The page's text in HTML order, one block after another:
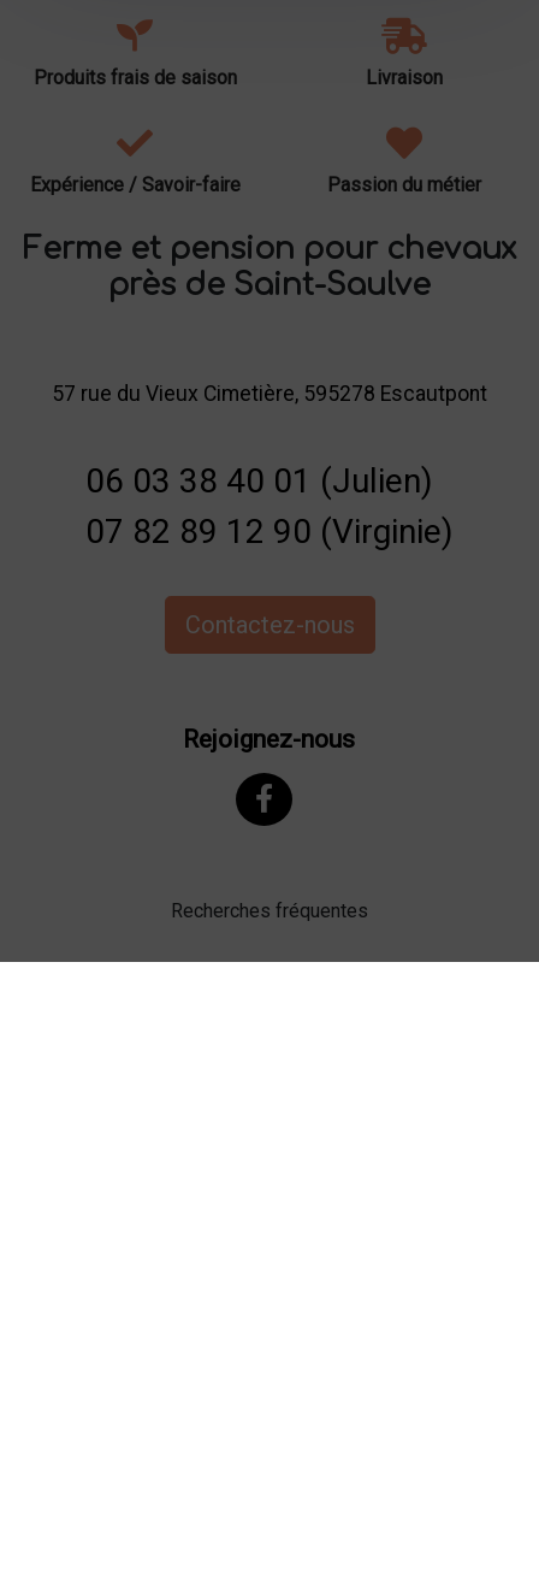
Produits frais de saison Livraison
Expérience / Savoir-faire Passion du métier
Ferme et pension pour chevaux
près de Saint-Saulve
57 rue du Vieux Cimetière, 595278 Escautpont
06 03 38 40 01 (Julien)
07 82 89 12 90 (Virginie)
Contactez-nous
Rejoignez-nous
Recherches fréquentes